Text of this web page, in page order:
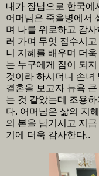
내가 장남으로 한국에
어머님은 죽을병에서
며 나를 위로하고 감
러 가며 무엇 접수시
니 지혜를 배우며 더
는 누구에게 짐이 되
것이라 하시더니 손녀
결혼을 보고자 뉴욕
는 것 같았는데 조용
다. 어머님은 삶의 지
의 본을 남기시고 지
기에 더욱 감사한다..